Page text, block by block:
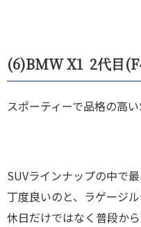
(6)BMW X1 2代目
スポーティーで品格の高い
SUVラインナップの中で
丁度良いのと、ラゲージ
休日だけではなく普段か